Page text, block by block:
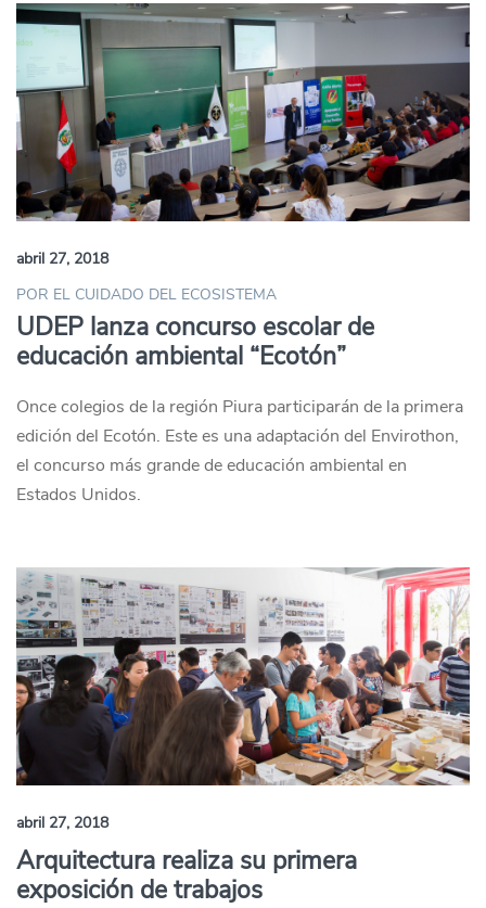
abril 27, 2018
POR EL CUIDADO DEL ECOSISTEMA
UDEP lanza concurso escolar de
educación ambiental “Ecotón”
Once colegios de la región Piura participarán de la primera
edición del Ecotón. Este es una adaptación del Envirothon,
el concurso más grande de educación ambiental en
Estados Unidos.
abril 27, 2018
Arquitectura realiza su primera
exposición de trabajos